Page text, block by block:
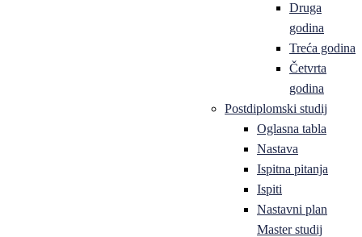
Druga
godina
Treća godina
Četvrta
godina
Postdiplomski studij
Oglasna tabla
Nastava
Ispitna pitanja
Ispiti
Nastavni plan
Master studij